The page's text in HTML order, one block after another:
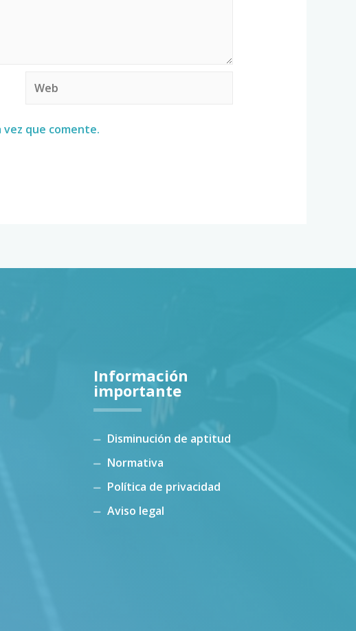
que comente.
Información
importante
Disminución de aptitud
Normativa
Política de privacidad
Aviso legal